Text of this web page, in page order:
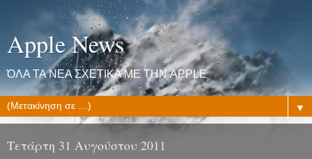
Apple News
ΌΛΑ ΤΑ ΝΕΑ ΣΧΕΤΙΚΑ ΜΕ ΤΗΝ APPLE
▼
Τετάρτη 31 Αυγούστου 2011